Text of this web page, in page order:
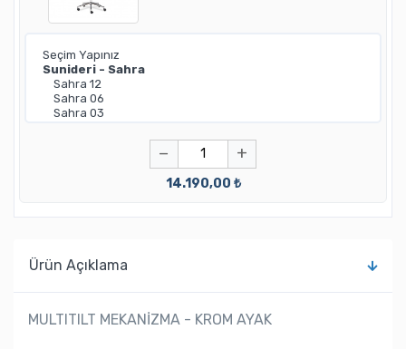
− +
14.190,00 ₺
Ürün Açıklama
MULTITILT MEKANİZMA - KROM AYAK